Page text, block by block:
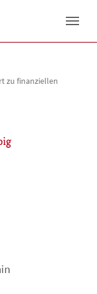
zu finanziellen